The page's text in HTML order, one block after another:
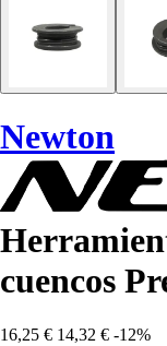
Newton
cuencos
16,25 € 14,32 € -12%